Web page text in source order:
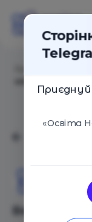
Вебінар-
«Освіта